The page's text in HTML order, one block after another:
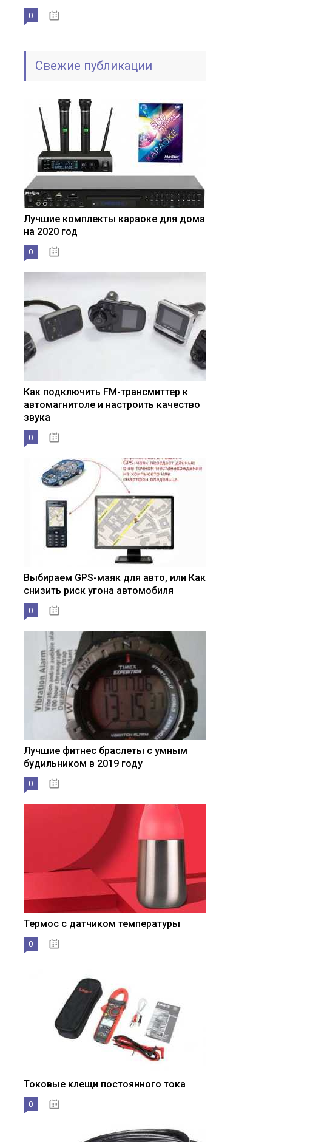
0
Свежие публикации
Лучшие комплекты караоке для дома
на 2020 год
0
Как подключить FM-трансмиттер к
автомагнитоле и настроить качество
звука
0
Выбираем GPS-маяк для авто, или Как
снизить риск угона автомобиля
0
Лучшие фитнес браслеты с умным
будильником в 2019 году
0
Термос с датчиком температуры
0
Токовые клещи постоянного тока
0